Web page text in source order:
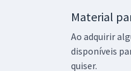
Material
Ao adquirir
disponíveis
quiser.